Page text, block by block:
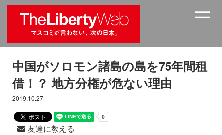
中国がソロモン諸島の島を75年間租
借！？ 地方分権が危ない理由
2019.10.27
友達に教える